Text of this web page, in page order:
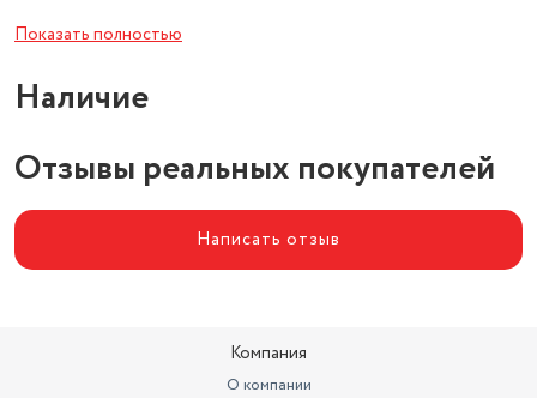
В комплекте
Цвет товара
Показать полностью
Наличие
Отзывы реальных покупателей
Написать отзыв
Компания
О компании